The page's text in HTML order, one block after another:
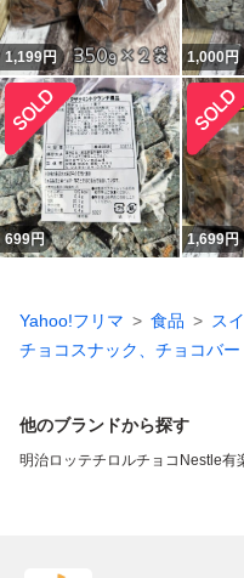
1,199円 1,000円
699円 1,699円
Yahoo!フリマ 食品 ス
チョコスナック、チョコバー
他のブランドから探す
明治ロッテチロルチョコ Nestle有